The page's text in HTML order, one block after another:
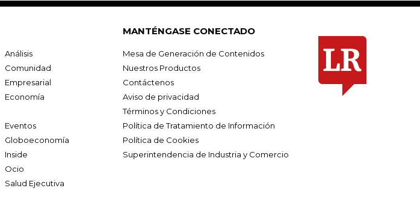
Análisis
Comunidad
Empresarial
Economía
Eventos
Globoeconomía
Inside
Ocio
Salud Ejecutiva
MANTÉNGASE CONECTADO
Mesa de Generación de Contenidos
Nuestros Productos
Contáctenos
Aviso de privacidad
Términos y Condiciones
Política de Tratamiento de Información
Política de Cookies
Superintendencia de Industria y Comercio